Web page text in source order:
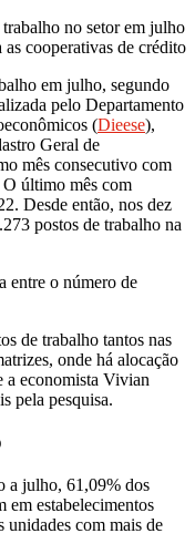
no setor em julho
cooperativas de crédito
em julho, segundo
pelo Departamento
(Dieese),
Geral de
mês consecutivo com
O último mês com
Desde então, nos dez
postos de trabalho na
entre o número de
de trabalho tantos nas
onde há alocação
a economista Vivian
pela pesquisa.
a julho, 61,09% dos
em estabelecimentos
unidades com mais de